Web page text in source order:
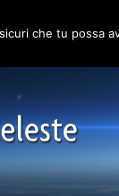
che tu possa